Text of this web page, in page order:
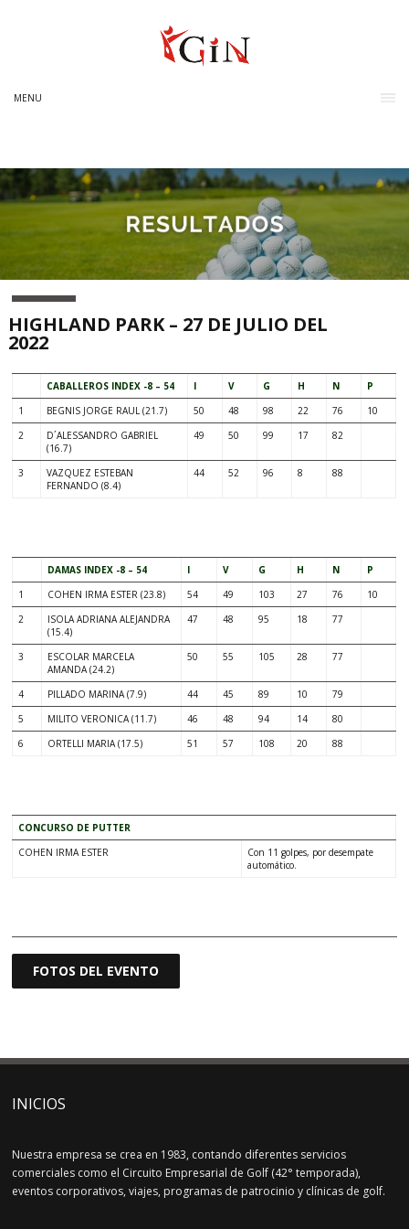
MENU
HIGHLAND PARK – 27 DE JULIO DEL
2022
CABALLEROS INDEX -8 – 54 I V G H N
P
1
BEGNIS JORGE RAUL (21.7) 50 48 98 22 76
10
2
D´ALESSANDRO GABRIEL
(16.7)
49 50 99 17 82
3
VAZQUEZ ESTEBAN
FERNANDO (8.4)
44 52 96 8 88
DAMAS INDEX -8 – 54 I V G H N
P
1
COHEN IRMA ESTER (23.8) 54 49 103 27 76
10
2
ISOLA ADRIANA ALEJANDRA
(15.4)
47 48 95 18 77
3
ESCOLAR MARCELA
AMANDA (24.2)
50 55 105 28 77
4 PILLADO MARINA (7.9) 44 45 89 10
79
5
MILITO VERONICA (11.7) 46 48 94 14
80
6
ORTELLI MARIA (17.5) 51 57 108 20 88
CONCURSO DE PUTTER
COHEN IRMA ESTER
Con 11 golpes, por desempate
automático.
FOTOS DEL EVENTO
INICIOS
Nuestra empresa se crea en 1983, contando diferentes servicios
comerciales como el Circuito Empresarial de Golf (42° temporada),
eventos corporativos, viajes, programas de patrocinio y clínicas de golf.